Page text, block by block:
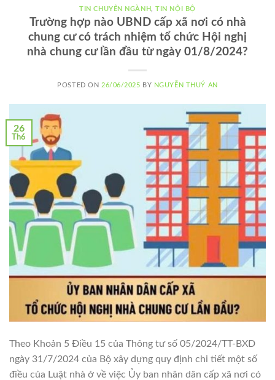
TIN CHUYÊN NGÀNH ,TIN NỘI BỘ
Trường hợp nào UBND cấp xã nơi có nhà
chung cư có trách nhiệm tổ chức Hội nghị
nhà chung cư lần đầu từ ngày 01/8/2024?
POSTED ON 26/06/2025 BY NGUYỄN THUÝ AN
26
Th6
Theo Khoản 5 Điều 15 của Thông tư số 05/2024/TT-BXD
ngày 31/7/2024 của Bộ xây dựng quy định chi tiết một số
điều của Luật nhà ở về việc Ủy ban nhân dân cấp xã nơi có